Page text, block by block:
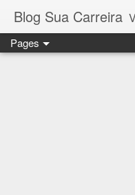
Blog Sua Carreira
Pages